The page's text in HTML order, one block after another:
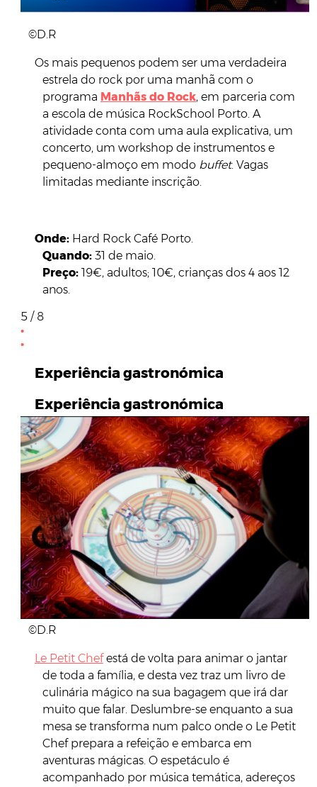
©D.R
Os mais pequenos podem ser uma verdadeira
estrela do rock por uma manhã com o
programa Manhãs do Rock, em parceria com
a escola de música RockSchool Porto. A
atividade conta com uma aula explicativa, um
concerto, um workshop de instrumentos e
pequeno-almoço em modo buffet. Vagas
limitadas mediante inscrição.
Onde:Hard Rock Café Porto.
Quando: 31 de maio.
Preço: 19€, adultos; 10€, crianças dos 4 aos 12
anos.
5 / 8
Experiência gastronómica
Experiência gastronómica
©D.R
Le Petit Chefestá de volta para animar o jantar
de toda a família, e desta vez traz um livro de
culinária mágico na sua bagagem que irá dar
muito que falar. Deslumbre-se enquanto a sua
mesa se transforma num palco onde o Le Petit
Chef prepara a refeição e embarca em
aventuras mágicas. O espetáculo é
acompanhado por música temática, adereços